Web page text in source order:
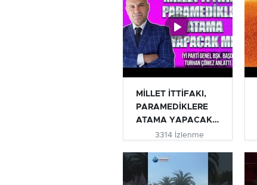
MİLLET İTTİFAKI,
PARAMEDİKLERE
ATAMA YAPACAK
MI? | TURHAN...
3314 İzlenme